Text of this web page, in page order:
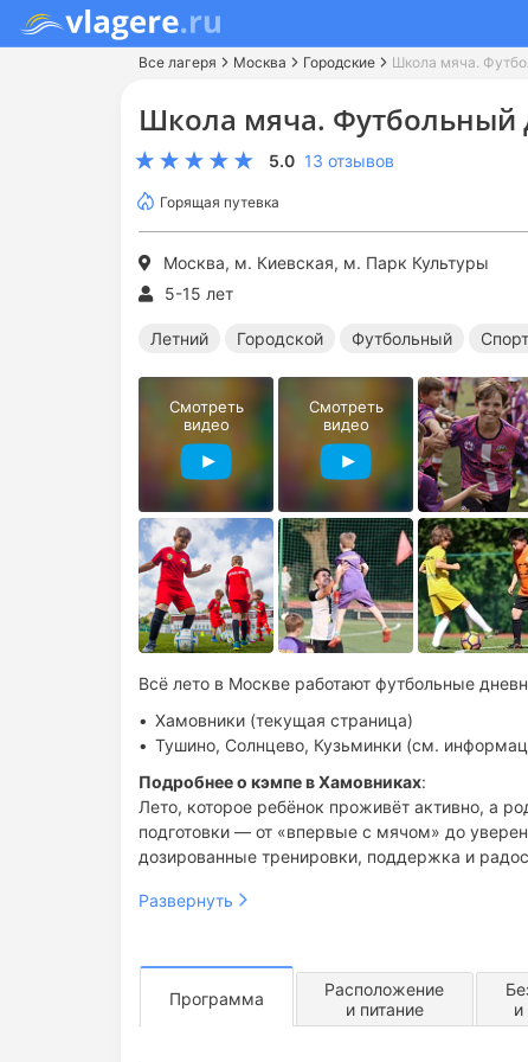
Все лагеря Москва Городские Школа мяча.
Школа мяча. Футбольный
5.0 13 отзывов
Горящая путевка
Москва, м. Киевская, м. Парк Культуры
5-15 лет
Летний Городской Футбольный
Всё лето в Москве работают футбольные
Хамовники (текущая страница)
Тушино, Солнцево, Кузьминки (см.
Подробнее о кэмпе в Хамовниках:
Лето, которое ребёнок проживёт активно, а
подготовки — от «впервые с мячом» до
дозированные тренировки, поддержка и
Безопасность
Программа
В кэмпе нет гаджетов. Зато есть движение,
готовы подстроиться под ваш график;
индивидуальные запросы обсуждаем и
подождать родителя, если он
Развернуть
Смотреть
видео
Смотреть
видео
Программа
Расположение
и питание
и